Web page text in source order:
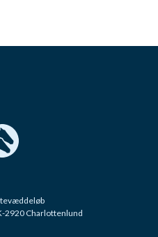
2920 Charlottenlund